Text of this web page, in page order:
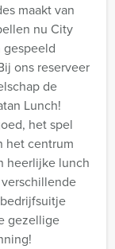
maakt van
nu City
gespeeld
ons reserveer
de
Lunch!
het spel
het centrum
heerlijke lunch
gezellige